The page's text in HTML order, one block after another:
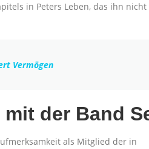
in Peters Leben, das ihn
Vermögen
der Band
als Mitglied der in